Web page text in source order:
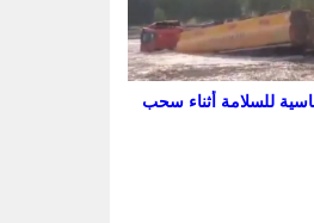
قواعد أساسية للسلامة أثناء سحب